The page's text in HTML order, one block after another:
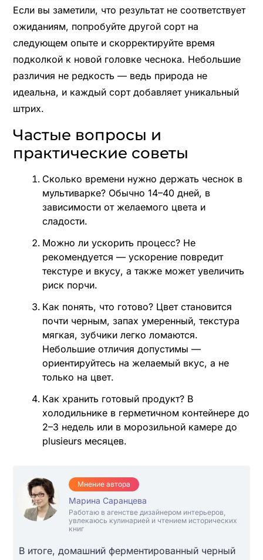
Если вы заметили, что результат не соответствует
ожиданиям, попробуйте другой сорт на
следующем опыте и скорректируйте время
подколкой к новой головке чеснока. Небольшие
различия не редкость — ведь природа не
идеальна, и каждый сорт добавляет уникальный
штрих.
Частые вопросы и
практические советы
Сколько времени нужно держать чеснок в
мультиварке? Обычно 14–40 дней, в
зависимости от желаемого цвета и
сладости.
Можно ли ускорить процесс? Не
рекомендуется — ускорение повредит
текстуре и вкусу, а также может увеличить
риск порчи.
Как понять, что готово? Цвет становится
почти черным, запах умеренный, текстура
мягкая, зубчики легко ломаются.
Небольшие отличия допустимы —
ориентируйтесь на желаемый вкус, а не
только на цвет.
Как хранить готовый продукт? В
холодильнике в герметичном контейнере до
2–3 недель или в морозильной камере до
plusieurs месяцев.
Мнение автора
Марина Саранцева
Работаю в агенстве дизайнером интерьеров,
увлекаюсь кулинарией и чтением исторических
книг
В итоге, домашний ферментированный черный